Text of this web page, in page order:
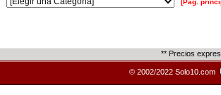
[Pág.
** Precios
© 2002/2022 Solo10.com